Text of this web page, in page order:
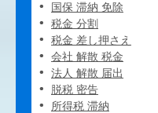
国保 滞納 免除
税金 分割
税金 差し押さえ
会社 解散 税金
法人 解散 届出
脱税 密告
所得税 滞納